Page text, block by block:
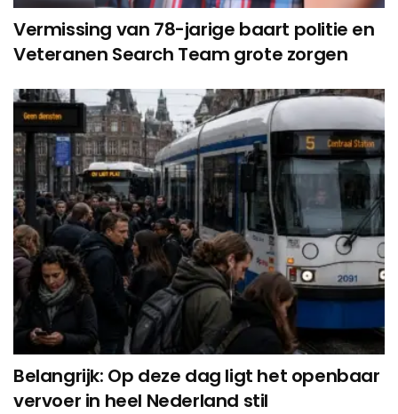
Vermissing van 78-jarige baart politie en
Veteranen Search Team grote zorgen
Belangrijk: Op deze dag ligt het openbaar
vervoer in heel Nederland stil